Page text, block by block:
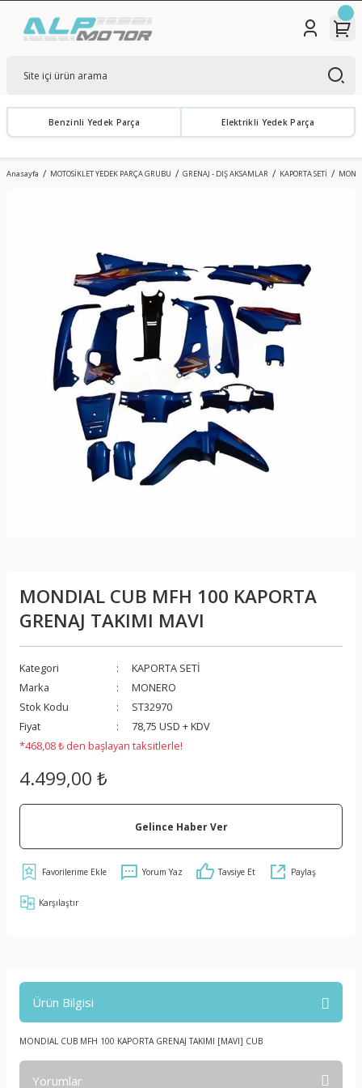
Benzinli Yedek Parça Elektrikli Yedek Parça
Anasayfa MOTOSİKLET YEDEK PARÇA GRUBU GRENAJ - DIŞ AKSAMLAR KAPORTA SETİ
MONDIAL CUB MFH 100 KAPORTA
GRENAJ TAKIMI MAVI
Kategori
KAPORTA SETİ
Marka
MONERO
Stok Kodu
ST32970
Fiyat
78,75 USD + KDV
*468,08 ₺ den başlayan taksitlerle!
4.499,00 ₺
Gelince Haber Ver
Yorum Yaz Tavsiye Et Paylaş
Karşılaştır
Ürün Bilgisi
MONDIAL CUB MFH 100 KAPORTA GRENAJ TAKIMI [MAVI] CUB
Yorumlar